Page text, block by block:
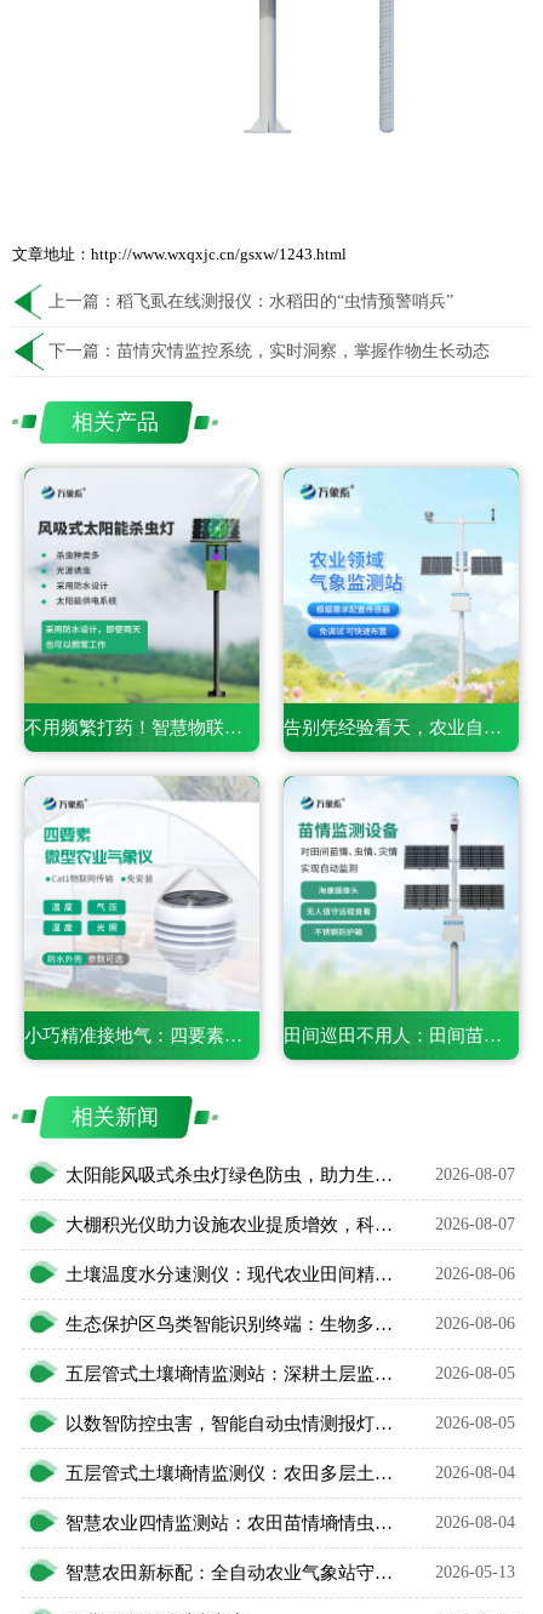
文章地址：http://www.wxqxjc.cn/gsxw/1243.html
上一篇： 稻飞虱在线测报仪：水稻田的“虫情预警哨兵”
下一篇： 苗情灾情监控系统，实时洞察，掌握作物生长动态
相关产品
不用频繁打药！智慧物联网风吸式杀虫灯凭智能管控守住农田丰收 告别凭经验看天，农业自动气象站用数据守护万亩良田丰收
小巧精准接地气：四要素微型农业气象仪，适配田间精细化务农 田间巡田不用人：田间苗情灾情一体化自动监测系统守护粮食稳产
相关新闻
太阳能风吸式杀虫灯绿色防虫，助力生态农业无公害种植 2026-08-07
大棚积光仪助力设施农业提质增效，科学把控作物光照环境 2026-08-07
土壤温度水分速测仪：现代农业田间精细化管护智能利器 2026-08-06
生态保护区鸟类智能识别终端：生物多样性保护智能监测设备 2026-08-06
五层管式土壤墒情监测站：深耕土层监测，看透土壤水情 2026-08-05
以数智防控虫害，智能自动虫情测报灯精准预判农林虫情 2026-08-05
五层管式土壤墒情监测仪：农田多层土壤水分智能监测设备 2026-08-04
智慧农业四情监测站：农田苗情墒情虫情灾情一体化监测设备 2026-08-04
智慧农田新标配：全自动农业气象站守护作物安稳生长 2026-05-13